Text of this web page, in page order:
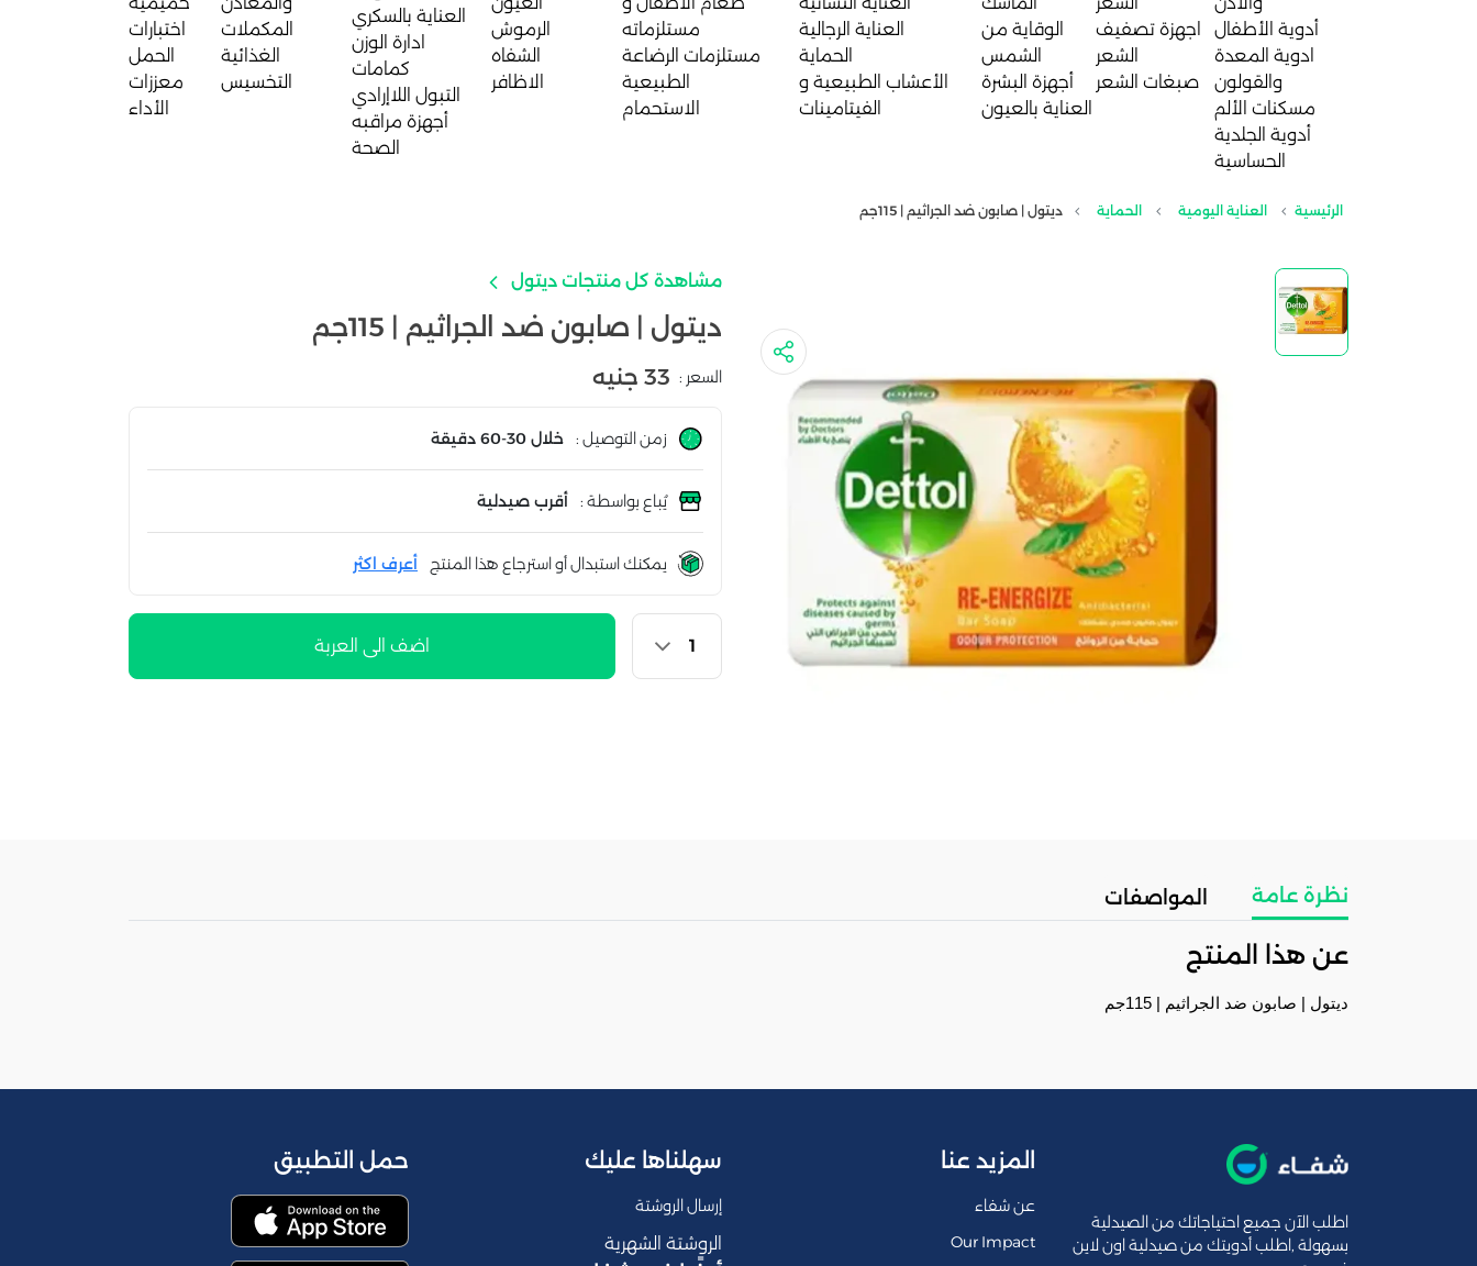
أدوية الأطفال
ادوية المعدة
والقولون
مسكنات الألم
أدوية الجلدية
الحساسية
اجهزة تصفيف
الشعر
صبغات الشعر
الوقاية من
الشمس
أجهزة البشرة
العناية بالعيون
العناية الرجالية
الحماية
الأعشاب الطبيعية و
الفيتامينات
مستلزماته
مستلزمات الرضاعة
الطبيعية
الاستحمام
الرموش
الشفاه
الاظافر
العناية بالسكري
ادارة الوزن
كمامات
التبول اللاإرادي
أجهزة مراقبه
الصحة
المكملات
الغذائية
التخسيس
اختبارات
الحمل
معززات
الأداء
الرئيسية العناية اليومية الحماية ديتول | صابون ضد الجراثيم | 115جم
مشاهدة كل منتجات ديتول
ديتول | صابون ضد الجراثيم | 115جم
السعر : 33 جنيه
زمن التوصيل : خلال 30-60 دقيقة
يُباع بواسطة : أقرب صيدلية
يمكنك استبدال أو استرجاع هذا المنتج أعرف اكثر
اضف الى العربة
نظرة عامة المواصفات
عن هذا المنتج
ديتول | صابون ضد الجراثيم | 115جم
اطلب الآن جميع احتياجاتك من الصيدلية
بسهولة ,اطلب أدويتك من صيدلية اون لاين
المزيد عنا
عن شفاء
Our Impact
سهلناها عليك
إرسال الروشتة
الروشتة الشهرية
حمل التطبيق